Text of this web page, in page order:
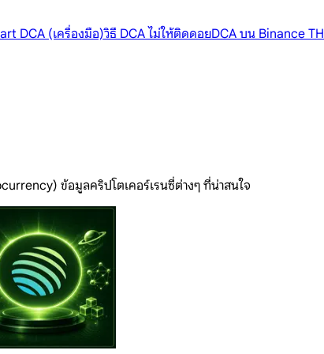
DCA (เครื่องมือ)วิธี DCA ไม่ให้ติดดอยDCA บน Binance TH
ข้อมูลคริปโตเคอร์เรนซี่ต่างๆ ที่น่าสนใจ